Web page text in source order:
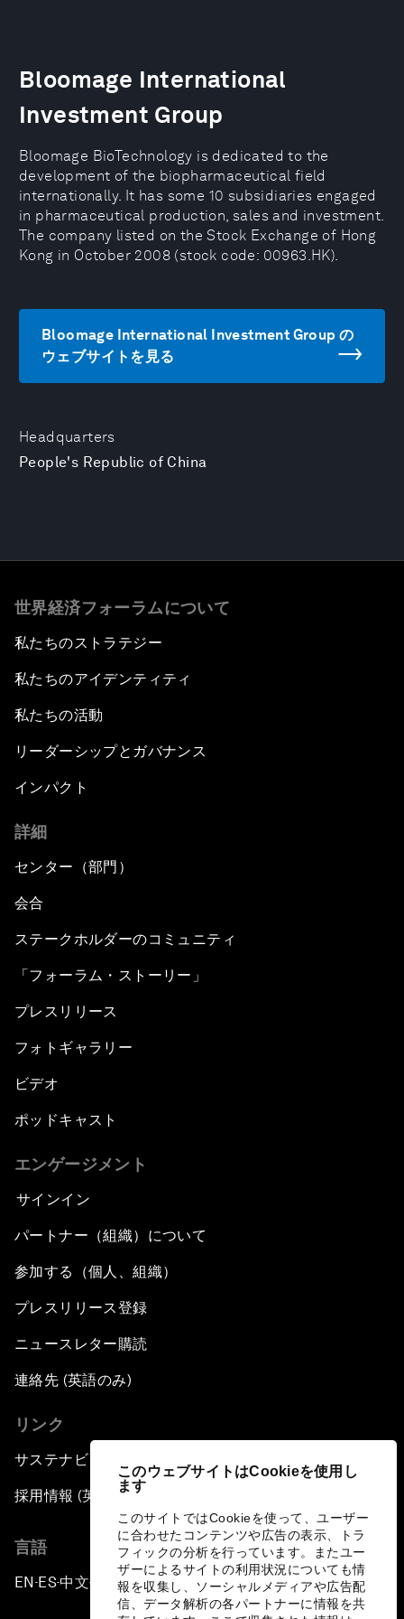
このウェブサイトはCookieを使用し
ます
このサイトではCookieを使って、ユーザー
に合わせたコンテンツや広告の表示、トラ
フィックの分析を行っています。またユー
ザーによるサイトの利用状況についても情
報を収集し、ソーシャルメディアや広告配
信、データ解析の各パートナーに情報を共
Headquarters
People's Republic of China
Bloomage International
Investment Group
Bloomage BioTechnology is dedicated to the
development of the biopharmaceutical field
internationally. It has some 10 subsidiaries engaged
in pharmaceutical production, sales and investment.
The company listed on the Stock Exchange of Hong
Kong in October 2008 (stock code: 00963.HK).
Bloomage International Investment Group の
ウェブサイトを見る
世界経済フォーラムについて
私たちのストラテジー
私たちのアイデンティティ
私たちの活動
リーダーシップとガバナンス
インパクト
詳細
センター（部門）
会合
ステークホルダーのコミュニティ
「フォーラム・ストーリー」
プレスリリース
フォトギャラリー
ビデオ
ポッドキャスト
エンゲージメント
サインイン
パートナー（組織）について
参加する（個人、組織）
プレスリリース登録
ニュースレター購読
連絡先 (英語のみ)
リンク
サステナビリティへの取り組み
採用情報 (英語のみ)
言語
EN ▪ES▪中文▪ 日本語